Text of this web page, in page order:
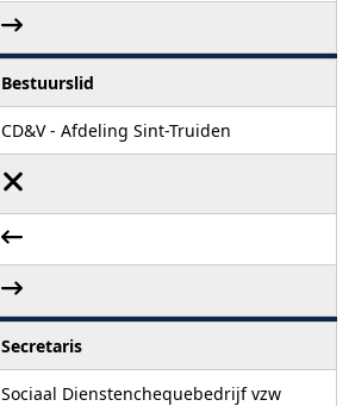
Bestuurslid
CD&V - Afdeling Sint-Truiden
Secretaris
Sociaal Dienstenchequebedrijf vzw